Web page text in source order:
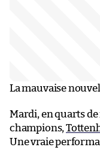
La mauvaise
Mardi, en quarts
champions,
Une vraie